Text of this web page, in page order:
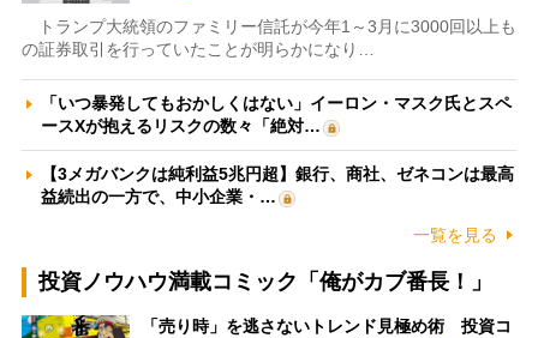
トランプ大統領のファミリー信託が今年1～3月に3000回以上も
の証券取引を行っていたことが明らかになり…
「いつ暴発してもおかしくはない」イーロン・マスク氏とスペ
ースXが抱えるリスクの数々「絶対…
【3メガバンクは純利益5兆円超】銀行、商社、ゼネコンは最高
益続出の一方で、中小企業・…
一覧を見る
投資ノウハウ満載コミック「俺がカブ番長！」
「売り時」を逃さないトレンド見極め術 投資コ